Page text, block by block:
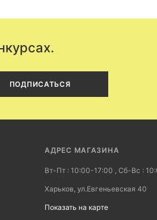
ПОДПИСАТЬСЯ
АДРЕС МАГАЗИНА
Вт-Пт : 10:00-17:00 , Сб-Вс :
Харьков, ул.Евгеньевская 40
Показать на карте